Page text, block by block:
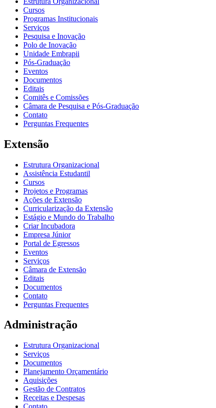
Cursos
Programas Institucionais
Serviços
Pesquisa e Inovação
Polo de Inovação
Unidade Embrapii
Pós-Graduação
Eventos
Documentos
Editais
Comitês e Comissões
Câmara de Pesquisa e Pós-Graduação
Contato
Perguntas Frequentes
Extensão
Estrutura Organizacional
Assistência Estudantil
Cursos
Projetos e Programas
Ações de Extensão
Curricularização da Extensão
Estágio e Mundo do Trabalho
Criar Incubadora
Empresa Júnior
Portal de Egressos
Eventos
Serviços
Câmara de Extensão
Editais
Documentos
Contato
Perguntas Frequentes
Administração
Estrutura Organizacional
Serviços
Documentos
Planejamento Orçamentário
Aquisições
Gestão de Contratos
Receitas e Despesas